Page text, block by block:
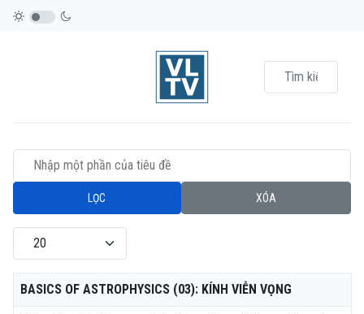
Nhập một phần của tiêu đề
LỌC XÓA
Hiển thị #
Tiêu đề
BASICS OF ASTROPHYSICS (03): KÍNH VIỄN VỌNG